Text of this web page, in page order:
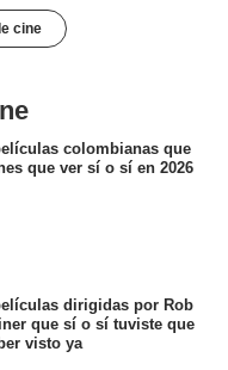
cine
colombianas que
que ver sí o sí en 2026
dirigidas por Rob
que sí o sí tuviste que
visto ya